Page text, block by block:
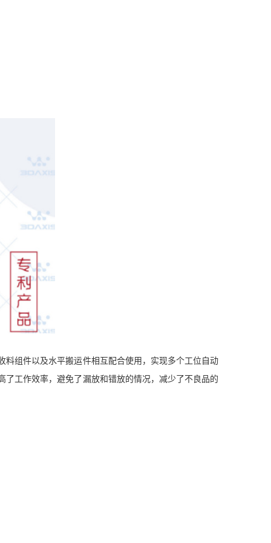
组件以及水平搬运件相互配合使用，实现多个工位自动
工作效率，避免了漏放和错放的情况，减少了不良品的